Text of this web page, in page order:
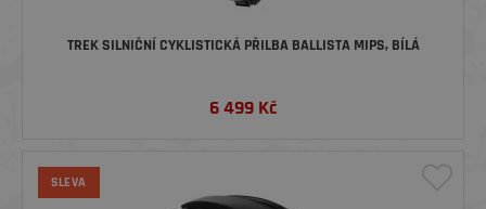
TREK SILNIČNÍ CYKLISTICKÁ PŘILBA BALLISTA MIPS, BÍLÁ
6 499 Kč
SLEVA